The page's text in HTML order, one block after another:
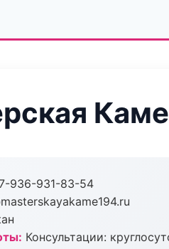
936-931-83-54
Консультации: